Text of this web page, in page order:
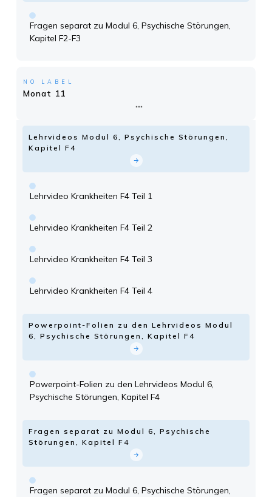
Fragen separat zu Modul 6, Psychische Störungen,
Kapitel F2-F3
NO LABEL
Monat 11
Lehrvideos Modul 6, Psychische Störungen,
Kapitel F4
Lehrvideo Krankheiten F4 Teil 1
Lehrvideo Krankheiten F4 Teil 2
Lehrvideo Krankheiten F4 Teil 3
Lehrvideo Krankheiten F4 Teil 4
Powerpoint-Folien zu den Lehrvideos Modul
6, Psychische Störungen, Kapitel F4
Powerpoint-Folien zu den Lehrvideos Modul 6,
Psychische Störungen, Kapitel F4
Fragen separat zu Modul 6, Psychische
Störungen, Kapitel F4
Fragen separat zu Modul 6, Psychische Störungen,